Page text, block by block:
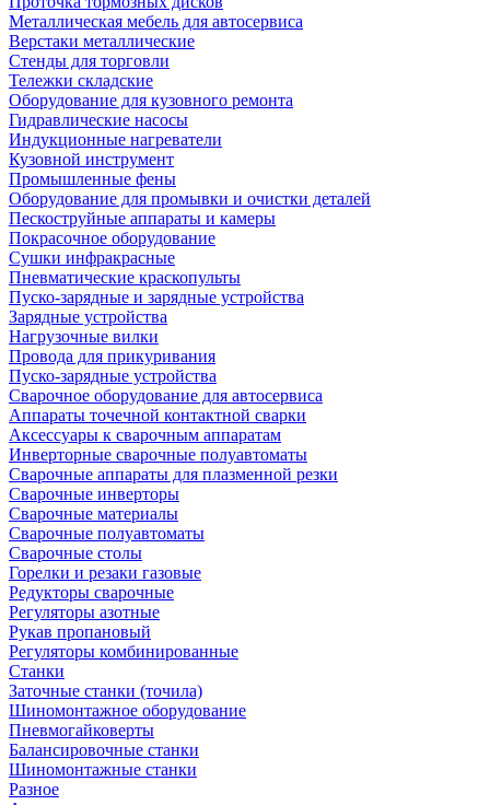
Металлическая мебель для автосервиса
Верстаки металлические
Стенды для торговли
Тележки складские
Оборудование для кузовного ремонта
Гидравлические насосы
Индукционные нагреватели
Кузовной инструмент
Промышленные фены
Оборудование для промывки и очистки деталей
Пескоструйные аппараты и камеры
Покрасочное оборудование
Сушки инфракрасные
Пневматические краскопульты
Пуско-зарядные и зарядные устройства
Зарядные устройства
Нагрузочные вилки
Провода для прикуривания
Пуско-зарядные устройства
Сварочное оборудование для автосервиса
Аппараты точечной контактной сварки
Аксессуары к сварочным аппаратам
Инверторные сварочные полуавтоматы
Сварочные аппараты для плазменной резки
Сварочные инверторы
Сварочные материалы
Сварочные полуавтоматы
Сварочные столы
Горелки и резаки газовые
Редукторы сварочные
Регуляторы азотные
Рукав пропановый
Регуляторы комбинированные
Станки
Заточные станки (точила)
Шиномонтажное оборудование
Пневмогайковерты
Балансировочные станки
Шиномонтажные станки
Разное